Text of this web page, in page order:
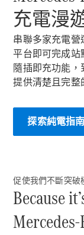
掀
瞭
B-
訂
充電漫
串聯多家充電
平台即可完成站
隨插即充功能
提供清楚且完整
探索純電指南​
促使我們不斷突破
Because